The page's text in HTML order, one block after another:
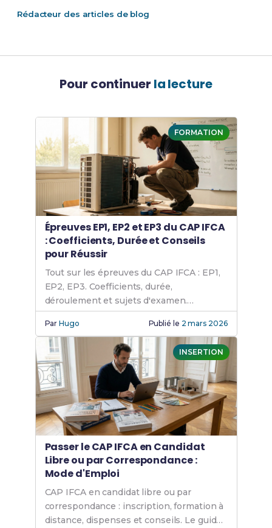
Rédacteur des articles de blog
Pour continuer la lecture
FORMATION
Épreuves EP1, EP2 et EP3 du CAP IFCA
: Coefficients, Durée et Conseils
pour Réussir
Tout sur les épreuves du CAP IFCA : EP1,
EP2, EP3. Coefficients, durée,
déroulement et sujets d'examen.
Prépare-toi efficacement avec nos
conseils.
ParHugo Publié le 2 mars 2026
INSERTION
Passer le CAP IFCA en Candidat
Libre ou par Correspondance :
Mode d'Emploi
CAP IFCA en candidat libre ou par
correspondance : inscription, formation à
distance, dispenses et conseils. Le guide